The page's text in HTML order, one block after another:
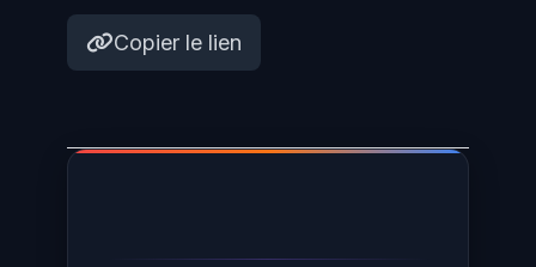
Copier le lien